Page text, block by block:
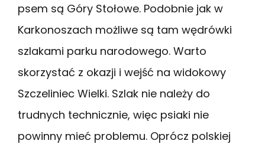
psem są Góry Stołowe. Podobnie jak w
Karkonoszach możliwe są tam wędrówki
szlakami parku narodowego. Warto
skorzystać z okazji i wejść na widokowy
Szczeliniec Wielki. Szlak nie należy do
trudnych technicznie, więc psiaki nie
powinny mieć problemu. Oprócz polskiej